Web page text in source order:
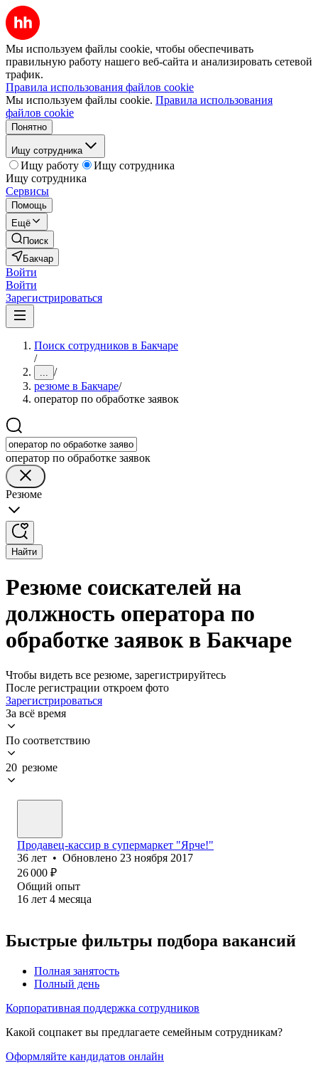
Мы используем файлы cookie, чтобы обеспечивать
правильную работу нашего веб-сайта и анализировать сетевой
трафик.
Правила использования файлов cookie
Мы используем файлы cookie. Правила использования
файлов cookie
Понятно
Ищу сотрудника
Ищу работу
Ищу сотрудника
Ищу сотрудника
Сервисы
Помощь
Ещё
Поиск
Бакчар
Войти
Войти
Зарегистрироваться
Поиск сотрудников в Бакчаре
/
... /
резюме в Бакчаре/
оператор по обработке заявок
оператор по обработке заявок
Резюме
Найти
Резюме соискателей на
должность оператора по
обработке заявок в Бакчаре
Чтобы видеть все резюме, зарегистрируйтесь
После регистрации откроем фото
Зарегистрироваться
За всё время
По соответствию
20 резюме
Продавец-кассир в супермаркет "Ярче!"
36 лет • Обновлено 23 ноября 2017
26 000 ₽
Общий опыт
16 лет 4 месяца
Быстрые фильтры подбора вакансий
Полная занятость
Полный день
Корпоративная поддержка сотрудников
Какой соцпакет вы предлагаете семейным сотрудникам?
Оформляйте кандидатов онлайн